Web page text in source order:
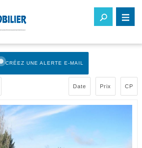
CRÉEZ UNE ALERTE E-MAIL
Date Prix CP